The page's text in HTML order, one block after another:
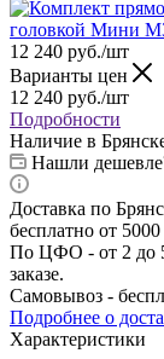
12 240 руб./шт
Варианты цен
12 240 руб./шт
Подробности
Наличие в
Нашли
Доставка по
бесплатно от 5000
По ЦФО - от 2 до 5
заказе.
Самовывоз -
Подробнее о
Характеристики